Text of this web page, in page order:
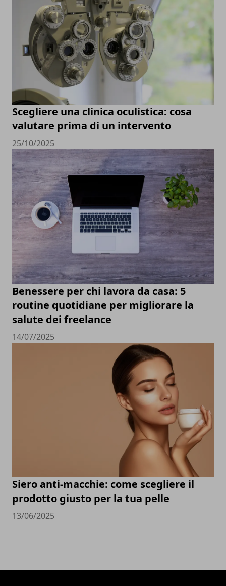
Scegliere una clinica oculistica: cosa
valutare prima di un intervento
25/10/2025
Benessere per chi lavora da casa: 5
routine quotidiane per migliorare la
salute dei freelance
14/07/2025
Siero anti-macchie: come scegliere il
prodotto giusto per la tua pelle
13/06/2025